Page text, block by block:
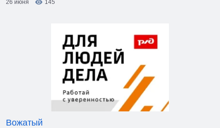
26 июня
145
Вожатый